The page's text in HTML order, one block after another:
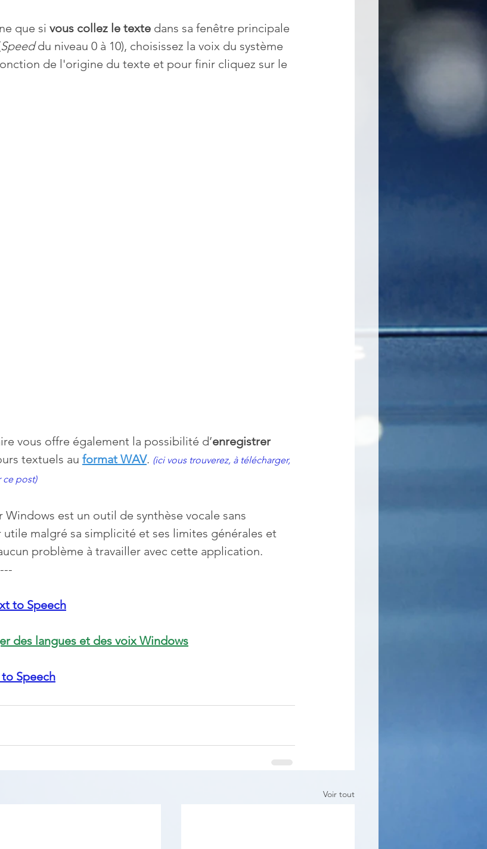
que si vous collez le texte dans sa fenêtre principale
Speed du niveau 0 à 10), choisissez la voix du système
de l'origine du texte et pour finir cliquez sur le
vous offre également la possibilité d’enregistrer
textuels au format WAV. (ici vous trouverez, à télécharger,
ce post)
Windows est un outil de synthèse vocale sans
utile malgré sa simplicité et ses limites générales et
problème à travailler avec cette application.
to Speech
des langues et des voix Windows
Speech
Voir tout